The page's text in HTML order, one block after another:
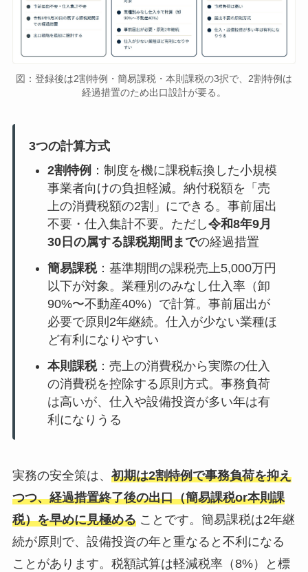
図：登録後は2割特例・簡易課税・本則課税の3択で、2割特例は
経過措置のため出口設計が要る。
3つの計算方式
2割特例 ：制度を機に課税転換した小規模
事業者向けの負担軽減。納付税額を「売
上の消費税額の2割」にできる。事前届出
不要・仕入集計不要。ただし令和8年9月
30日の属する課税期間までの経過措置
簡易課税：基準期間の課税売上5,000万円
以下が対象。業種別のみなし仕入率（卸
90%〜不動産40%）で計算。事前届出が
必要で原則2年継続。仕入が少ない業種ほ
ど有利になりやすい
本則課税：売上の消費税から実際の仕入
の消費税を控除する原則方式。事務負荷
は高いが、仕入や設備投資が多い年は有
利になりうる
実務の安全策は、 初期は2割特例で事務負荷を抑え
つつ、経過措置終了後の出口（簡易課税or本則課
税）を早めに見極めることです。簡易課税は2年継
続が原則で、設備投資の年と重なると不利になる
ことがあります。税額試算は軽減税率（8%）と標